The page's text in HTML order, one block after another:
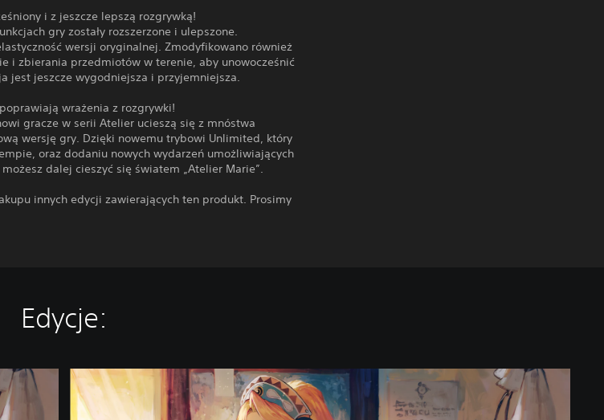
i z jeszcze lepszą rozgrywką!
gry zostały rozszerzone i ulepszone.
wersji oryginalnej. Zmodyfikowano również
i zbierania przedmiotów w terenie, aby unowocześnić
jest jeszcze wygodniejsza i przyjemniejsza.
wrażenia z rozgrywki!
gracze w serii Atelier ucieszą się z mnóstwa
wersję gry. Dzięki nowemu trybowi Unlimited, który
oraz dodaniu nowych wydarzeń umożliwiających
dalej cieszyć się światem „Atelier Marie”.
innych edycji zawierających ten produkt. Prosimy
Edycje:
D
g